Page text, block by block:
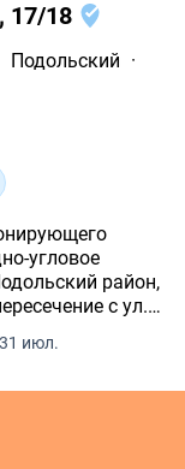
17/18
Подольский ·
угловое
с ул.
кирпича.
июл.